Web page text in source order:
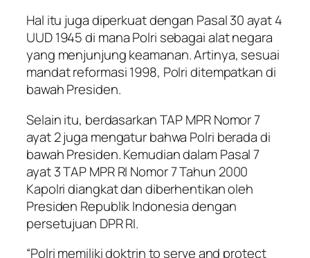
Hal itu juga diperkuat dengan Pasal 30 ayat 4
UUD 1945 di mana Polri sebagai alat negara
yang menjunjung keamanan. Artinya, sesuai
mandat reformasi 1998, Polri ditempatkan di
bawah Presiden.
Selain itu, berdasarkan TAP MPR Nomor 7
ayat 2 juga mengatur bahwa Polri berada di
bawah Presiden. Kemudian dalam Pasal 7
ayat 3 TAP MPR RI Nomor 7 Tahun 2000
Kapolri diangkat dan diberhentikan oleh
Presiden Republik Indonesia dengan
persetujuan DPR RI.
“Polri memiliki doktrin to serve and protect